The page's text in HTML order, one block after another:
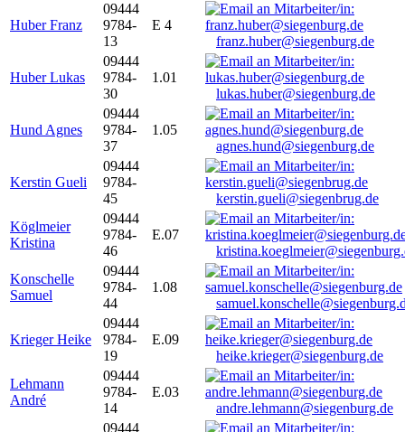
Huber Franz
09444
9784-
13
E 4
franz.huber@siegenburg.de
Huber Lukas
09444
9784-
30
1.01
lukas.huber@siegenburg.de
Hund Agnes
09444
9784-
37
1.05
agnes.hund@siegenburg.de
Kerstin Gueli
09444
9784-
45
kerstin.gueli@siegenbrug.de
Köglmeier
Kristina
09444
9784-
46
E.07
Konschelle
Samuel
09444
9784-
44
1.08
Krieger Heike
09444
9784-
19
E.09
heike.krieger@siegenburg.de
Lehmann
André
09444
9784-
14
E.03
andre.lehmann@siegenburg.de
09444